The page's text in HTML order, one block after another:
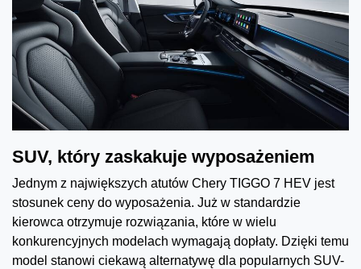
SUV, który zaskakuje wyposażeniem
Jednym z największych atutów Chery TIGGO 7 HEV jest
stosunek ceny do wyposażenia. Już w standardzie
kierowca otrzymuje rozwiązania, które w wielu
konkurencyjnych modelach wymagają dopłaty. Dzięki temu
model stanowi ciekawą alternatywę dla popularnych SUV-